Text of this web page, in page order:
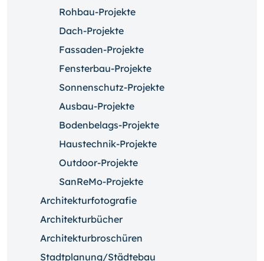
Rohbau-Projekte
Dach-Projekte
Fassaden-Projekte
Fensterbau-Projekte
Sonnenschutz-Projekte
Ausbau-Projekte
Bodenbelags-Projekte
Haustechnik-Projekte
Outdoor-Projekte
SanReMo-Projekte
Architekturfotografie
Architekturbücher
Architekturbroschüren
Stadtplanung/Städtebau